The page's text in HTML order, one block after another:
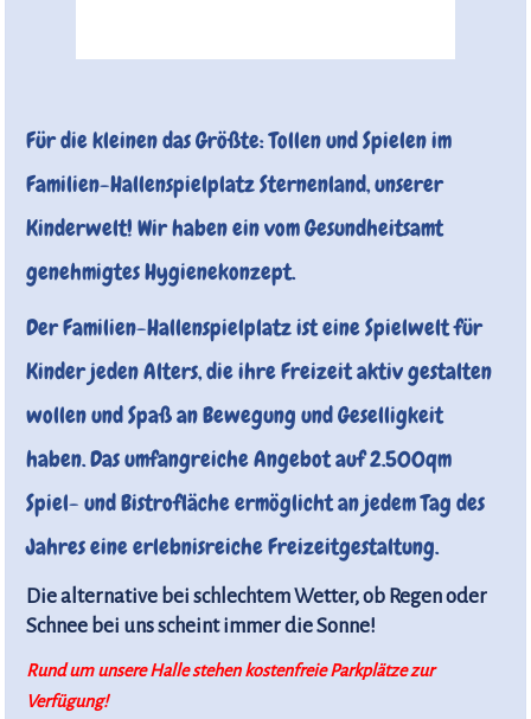
Für die kleinen das Größte: Tollen und Spielen im
Familien-Hallenspielplatz Sternenland, unserer
Kinderwelt! Wir haben ein vom Gesundheitsamt
genehmigtes Hygienekonzept.
Der Familien-Hallenspielplatz ist eine Spielwelt für
Kinder jeden Alters, die ihre Freizeit aktiv gestalten
wollen und Spaß an Bewegung und Geselligkeit
haben. Das umfangreiche Angebot auf 2.500qm
Spiel- und Bistrofläche ermöglicht an jedem Tag des
Jahres eine erlebnisreiche Freizeitgestaltung.
Die alternative bei schlechtem Wetter, ob Regen oder
Schnee bei uns scheint immer die Sonne!
Rund um unsere Halle stehen kostenfreie Parkplätze zur
Verfügung!